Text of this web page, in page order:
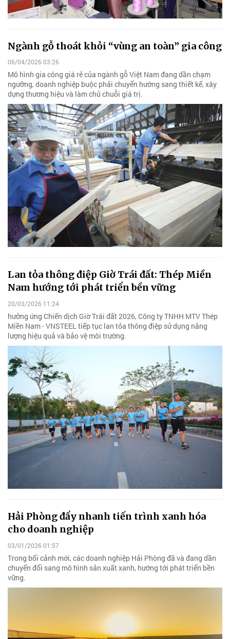
Ngành gỗ thoát khỏi “vùng an toàn” gia công
06/04/2026 03:26
Mô hình gia công giá rẻ của ngành gỗ Việt Nam đang dần chạm
ngưỡng, doanh nghiệp buộc phải chuyển hướng sang thiết kế, xây
dựng thương hiệu và làm chủ chuỗi giá trị.
Lan tỏa thông điệp Giờ Trái đất: Thép Miền
Nam hướng tới phát triển bền vững
20/03/2026 11:24
hưởng ứng Chiến dịch Giờ Trái đất 2026, Công ty TNHH MTV Thép
Miền Nam - VNSTEEL tiếp tục lan tỏa thông điệp sử dụng năng
lượng hiệu quả và bảo vệ môi trường.
Hải Phòng đẩy nhanh tiến trình xanh hóa
cho doanh nghiệp
03/01/2026 01:57
Trong bối cảnh mới, các doanh nghiệp Hải Phòng đã và đang dần
chuyển đổi sang mô hình sản xuất xanh, hướng tới phát triển bền
vững.